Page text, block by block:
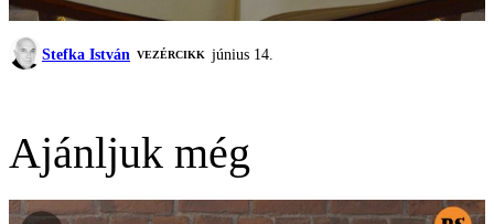
Stefka István VEZÉRCIKK június 14.
Ajánljuk még